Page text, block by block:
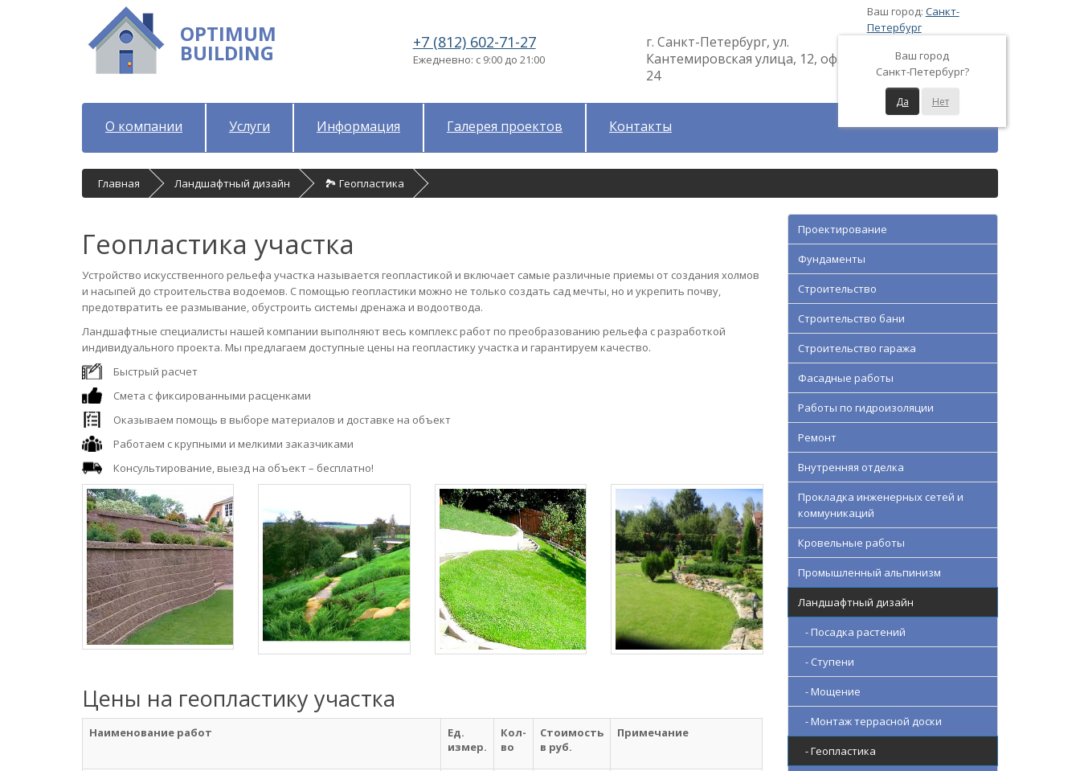
OPTIMUM
BUILDING +7 (812) 602-71-27
Ежедневно: с 9:00 до 21:00
г. Санкт-Петербург, ул.
Кантемировская улица, 12, оф.
24
Ваш город: Санкт-
Петербург
Ваш город
Санкт-Петербург?
Да Нет
О компании Услуги Информация Галерея проектов Контакты
Главная Ландшафтный дизайн 🏞 Геопластика
Геопластика участка
Устройство искусственного рельефа участка называется геопластикой и включает самые различные приемы от создания холмов
и насыпей до строительства водоемов. С помощью геопластики можно не только создать сад мечты, но и укрепить почву,
предотвратить ее размывание, обустроить системы дренажа и водоотвода.
Ландшафтные специалисты нашей компании выполняют весь комплекс работ по преобразованию рельефа с разработкой
индивидуального проекта. Мы предлагаем доступные цены на геопластику участка и гарантируем качество.
Быстрый расчет
Смета с фиксированными расценками
Оказываем помощь в выборе материалов и доставке на объект
Работаем с крупными и мелкими заказчиками
Консультирование, выезд на объект – бесплатно!
Цены на геопластику участка
Наименование работ
Ед.
измер.
Кол-
во
Стоимость
в руб.
Примечание
Проектирование
Фундаменты
Строительство
Строительство бани
Строительство гаража
Фасадные работы
Работы по гидроизоляции
Ремонт
Внутренняя отделка
Прокладка инженерных сетей и
коммуникаций
Кровельные работы
Промышленный альпинизм
Ландшафтный дизайн
- Посадка растений
- Ступени
- Мощение
- Монтаж террасной доски
- Геопластика